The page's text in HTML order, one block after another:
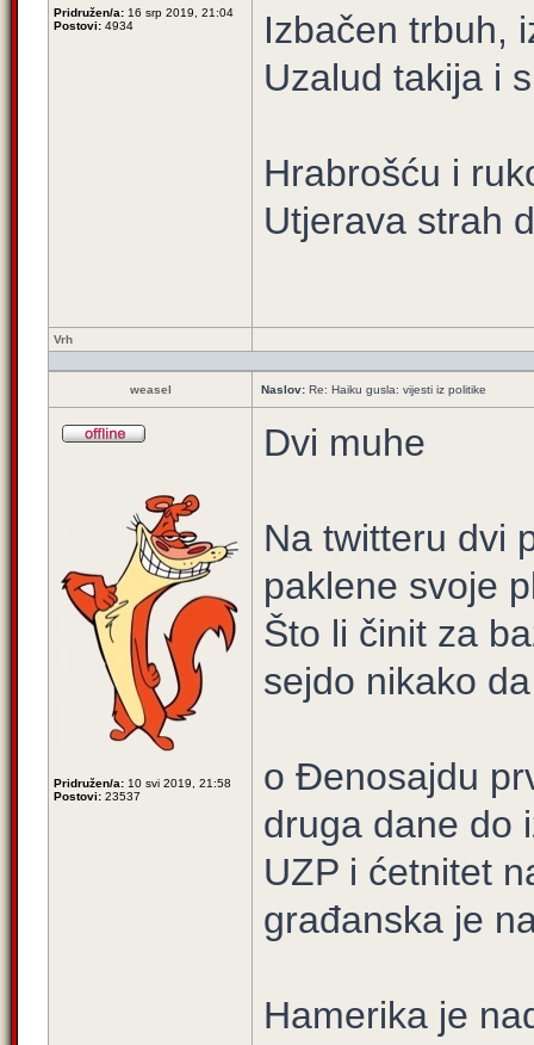
Pridružen/a: 16 srp 2019, 21:04
Postovi: 4934
Izbačen trbuh,
Uzalud takija i
Hrabrošću i
Utjerava strah
Vrh
weasel Naslov: Re: Haiku gusla: vijesti iz politike
Pridružen/a: 10 svi 2019, 21:58
Postovi: 23537
Dvi muhe
Na twitteru dvi
paklene svoje
Što li činit za
sejdo nikako
o Đenosajdu
druga dane do
UZP i ćetnitet
građanska je
Hamerika je